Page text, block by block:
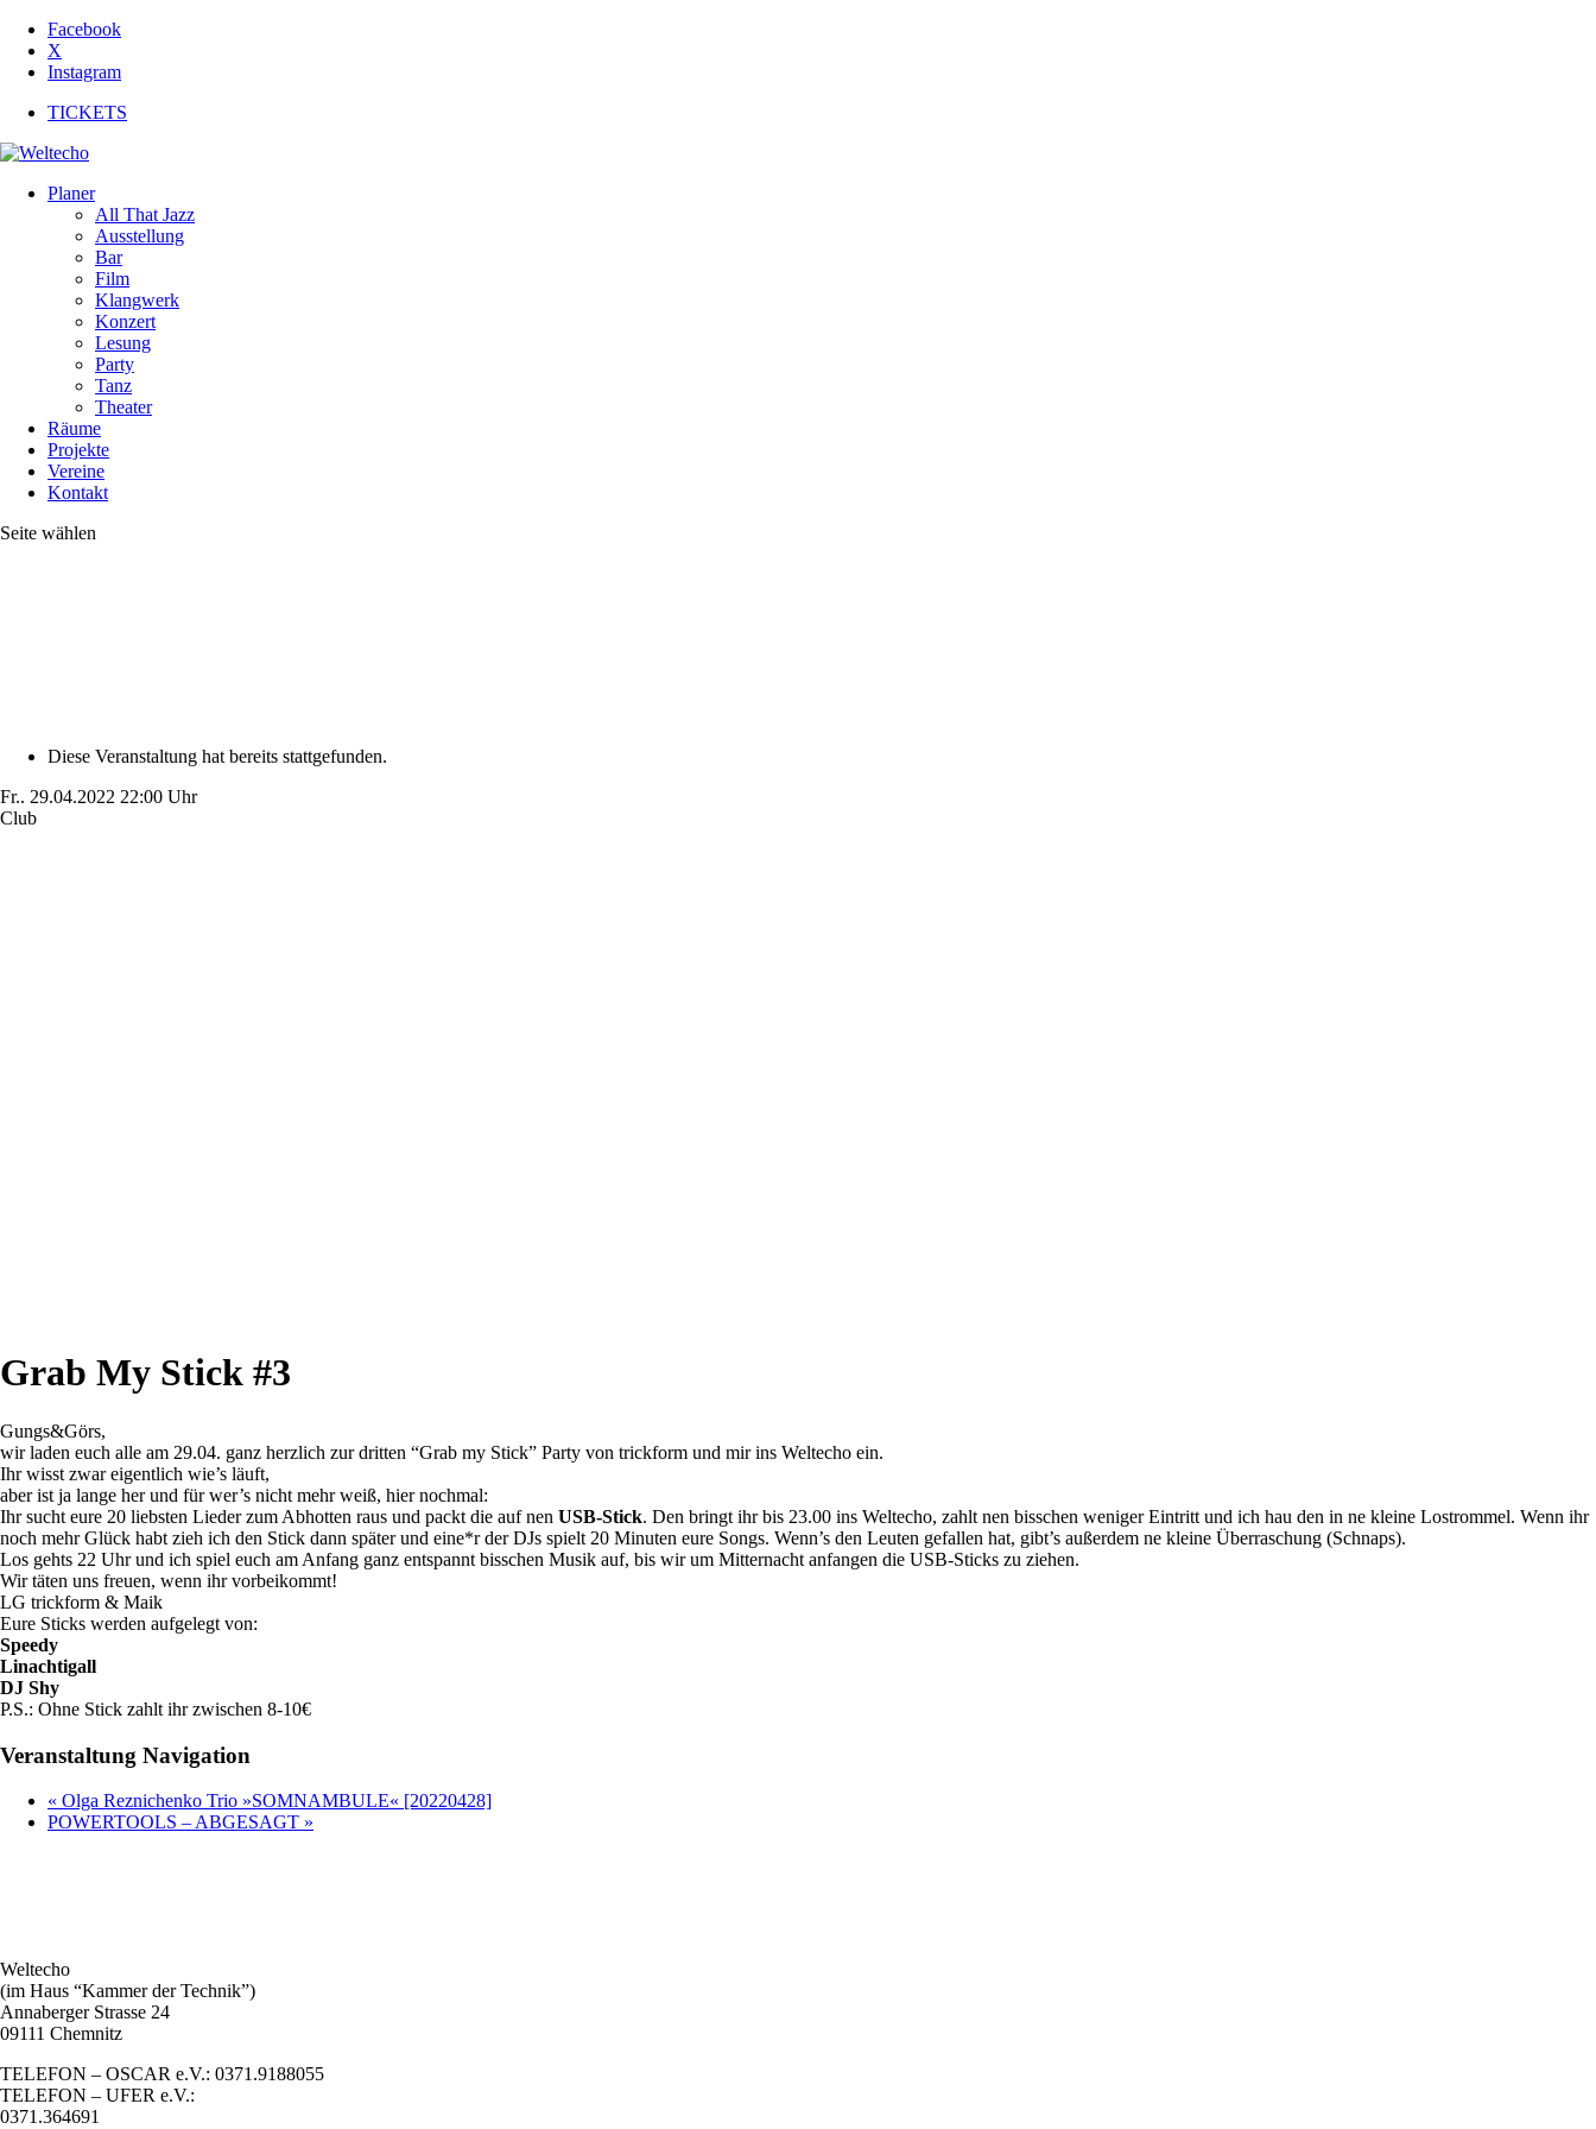
Facebook
X
Instagram
TICKETS
Planer
All That Jazz
Ausstellung
Bar
Film
Klangwerk
Konzert
Lesung
Party
Tanz
Theater
Räume
Projekte
Vereine
Kontakt
Seite wählen
Diese Veranstaltung hat bereits stattgefunden.
Fr.. 29.04.2022 22:00 Uhr
Club
Grab My Stick #3
Gungs&Görs,
wir laden euch alle am 29.04. ganz herzlich zur dritten “Grab my Stick” Party von trickform und mir ins Weltecho ein.
Ihr wisst zwar eigentlich wie’s läuft,
aber ist ja lange her und für wer’s nicht mehr weiß, hier nochmal:
Ihr sucht eure 20 liebsten Lieder zum Abhotten raus und packt die auf nen USB-Stick. Den bringt ihr bis 23.00 ins Weltecho, zahlt nen bisschen weniger Eintritt und ich hau den in ne kleine Lostrommel. Wenn ihr
noch mehr Glück habt zieh ich den Stick dann später und eine*r der DJs spielt 20 Minuten eure Songs. Wenn’s den Leuten gefallen hat, gibt’s außerdem ne kleine Überraschung (Schnaps).
Los gehts 22 Uhr und ich spiel euch am Anfang ganz entspannt bisschen Musik auf, bis wir um Mitternacht anfangen die USB-Sticks zu ziehen.
Wir täten uns freuen, wenn ihr vorbeikommt!
LG trickform & Maik
Eure Sticks werden aufgelegt von:
Speedy
Linachtigall
DJ Shy
P.S.: Ohne Stick zahlt ihr zwischen 8-10€
Veranstaltung Navigation
« Olga Reznichenko Trio »SOMNAMBULE« [20220428]
POWERTOOLS – ABGESAGT »
Weltecho
(im Haus “Kammer der Technik”)
Annaberger Strasse 24
09111 Chemnitz
TELEFON – OSCAR e.V.: 0371.9188055
TELEFON – UFER e.V.:
0371.364691